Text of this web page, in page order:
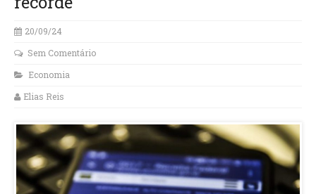
20/09/24
Sem Comentário
Economia
Elias Reis